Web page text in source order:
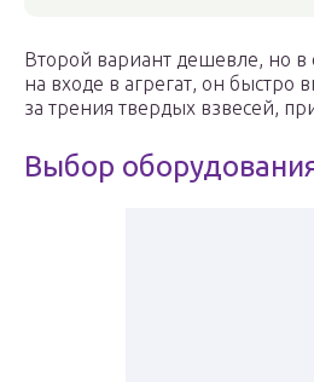
Второй вариант дешевле, но в
на входе в агрегат, он быстро
за трения твердых взвесей,
Выбор